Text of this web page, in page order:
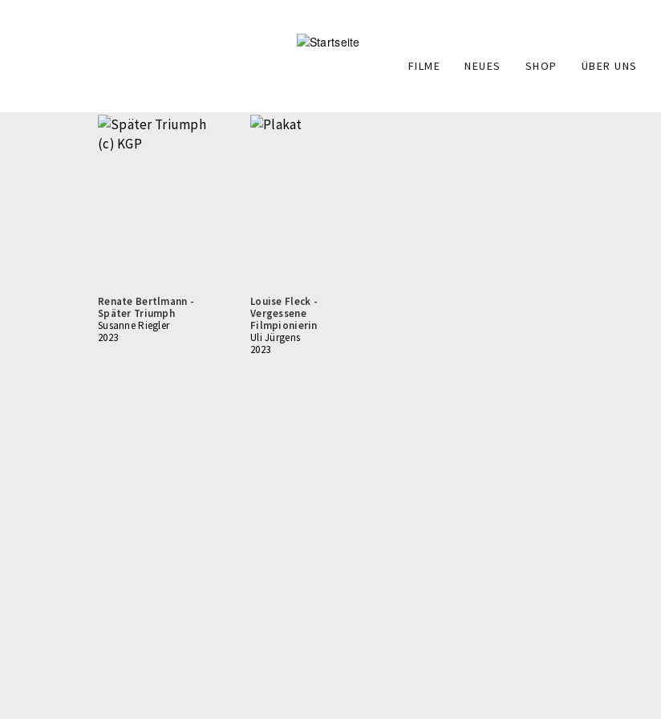
Main
FILME NEUES SHOP ÜBER UNS
Renate Bertlmann -
Später Triumph
Susanne Riegler
2023
Louise Fleck -
Vergessene
Filmpionierin
Uli Jürgens
2023